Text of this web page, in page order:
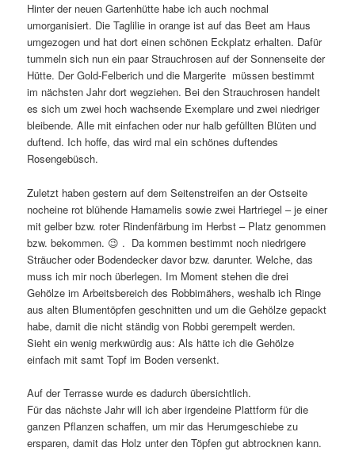
Hinter der neuen Gartenhütte habe ich auch nochmal
umorganisiert. Die Taglilie in orange ist auf das Beet am Haus
umgezogen und hat dort einen schönen Eckplatz erhalten. Dafür
tummeln sich nun ein paar Strauchrosen auf der Sonnenseite der
Hütte. Der Gold-Felberich und die Margerite müssen bestimmt
im nächsten Jahr dort wegziehen. Bei den Strauchrosen handelt
es sich um zwei hoch wachsende Exemplare und zwei niedriger
bleibende. Alle mit einfachen oder nur halb gefüllten Blüten und
duftend. Ich hoffe, das wird mal ein schönes duftendes
Rosengebüsch.
Zuletzt haben gestern auf dem Seitenstreifen an der Ostseite
nocheine rot blühende Hamamelis sowie zwei Hartriegel – je einer
mit gelber bzw. roter Rindenfärbung im Herbst – Platz genommen
bzw. bekommen. 😉 . Da kommen bestimmt noch niedrigere
Sträucher oder Bodendecker davor bzw. darunter. Welche, das
muss ich mir noch überlegen. Im Moment stehen die drei
Gehölze im Arbeitsbereich des Robbimähers, weshalb ich Ringe
aus alten Blumentöpfen geschnitten und um die Gehölze gepackt
habe, damit die nicht ständig von Robbi gerempelt werden.
Sieht ein wenig merkwürdig aus: Als hätte ich die Gehölze
einfach mit samt Topf im Boden versenkt.
Auf der Terrasse wurde es dadurch übersichtlich.
Für das nächste Jahr will ich aber irgendeine Plattform für die
ganzen Pflanzen schaffen, um mir das Herumgeschiebe zu
ersparen, damit das Holz unter den Töpfen gut abtrocknen kann.